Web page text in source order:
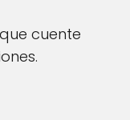
cuente